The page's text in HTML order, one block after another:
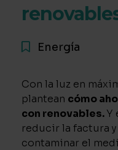
Energía
Con la luz en
plantean cómo
con renovables.Y
reducir la factura
contaminar el